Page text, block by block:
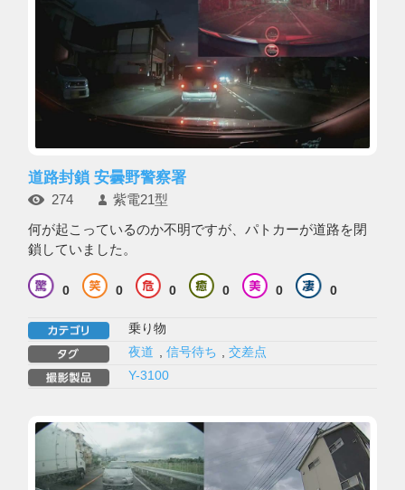
道路封鎖 安曇野警察署
274 紫電21型
何が起こっているのか不明ですが、パトカーが道路を閉
鎖していました。
0 0 0 0 0 0
乗り物
夜道 , 信号待ち ,交差点
Y-3100